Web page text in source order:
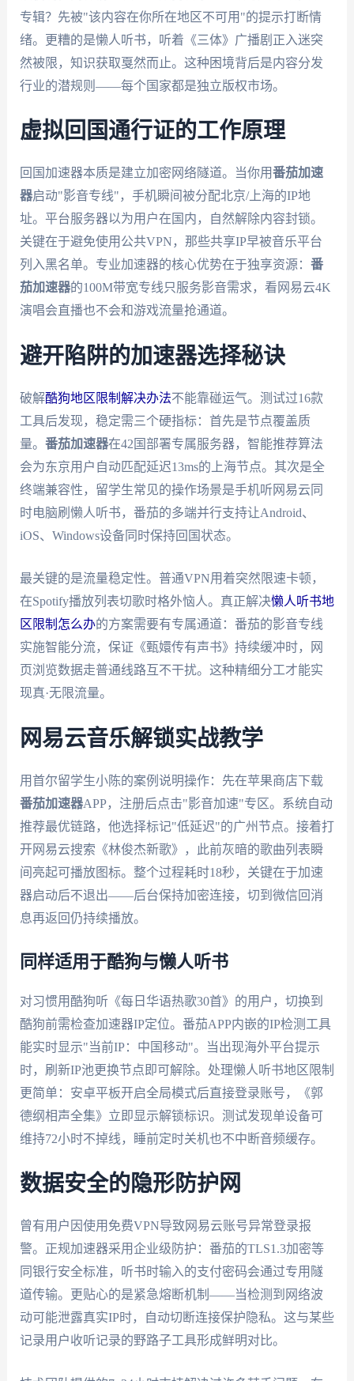
专辑？先被"该内容在你所在地区不可用"的提示打断情
绪。更糟的是懒人听书，听着《三体》广播剧正入迷突
然被限，知识获取戛然而止。这种困境背后是内容分发
行业的潜规则——每个国家都是独立版权市场。
虚拟回国通行证的工作原理
回国加速器本质是建立加密网络隧道。当你用番茄加速
器启动"影音专线"，手机瞬间被分配北京/上海的IP地
址。平台服务器以为用户在国内，自然解除内容封锁。
关键在于避免使用公共VPN，那些共享IP早被音乐平台
列入黑名单。专业加速器的核心优势在于独享资源： 番
茄加速器的100M带宽专线只服务影音需求，看网易云4K
演唱会直播也不会和游戏流量抢通道。
避开陷阱的加速器选择秘诀
破解酷狗地区限制解决办法不能靠碰运气。测试过16款
工具后发现，稳定需三个硬指标：首先是节点覆盖质
量。 番茄加速器在42国部署专属服务器，智能推荐算法
会为东京用户自动匹配延迟13ms的上海节点。其次是全
终端兼容性，留学生常见的操作场景是手机听网易云同
时电脑刷懒人听书，番茄的多端并行支持让Android、
iOS、Windows设备同时保持回国状态。
最关键的是流量稳定性。普通VPN用着突然限速卡顿，
在Spotify播放列表切歌时格外恼人。真正解决懒人听书地
区限制怎么办的方案需要有专属通道：番茄的影音专线
实施智能分流，保证《甄嬛传有声书》持续缓冲时，网
页浏览数据走普通线路互不干扰。这种精细分工才能实
现真·无限流量。
网易云音乐解锁实战教学
用首尔留学生小陈的案例说明操作：先在苹果商店下载
番茄加速器APP，注册后点击"影音加速"专区。系统自动
推荐最优链路，他选择标记"低延迟"的广州节点。接着打
开网易云搜索《林俊杰新歌》，此前灰暗的歌曲列表瞬
间亮起可播放图标。整个过程耗时18秒，关键在于加速
器启动后不退出——后台保持加密连接，切到微信回消
息再返回仍持续播放。
同样适用于酷狗与懒人听书
对习惯用酷狗听《每日华语热歌30首》的用户，切换到
酷狗前需检查加速器IP定位。番茄APP内嵌的IP检测工具
能实时显示"当前IP：中国移动"。当出现海外平台提示
时，刷新IP池更换节点即可解除。处理懒人听书地区限制
更简单：安卓平板开启全局模式后直接登录账号，《郭
德纲相声全集》立即显示解锁标识。测试发现单设备可
维持72小时不掉线，睡前定时关机也不中断音频缓存。
数据安全的隐形防护网
曾有用户因使用免费VPN导致网易云账号异常登录报
警。正规加速器采用企业级防护：番茄的TLS1.3加密等
同银行安全标准，听书时输入的支付密码会通过专用隧
道传输。更贴心的是紧急熔断机制——当检测到网络波
动可能泄露真实IP时，自动切断连接保护隐私。这与某些
记录用户收听记录的野路子工具形成鲜明对比。